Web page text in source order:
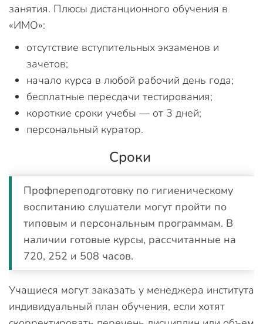
занятия. Плюсы дистанционного обучения в
«ИМО»:
отсутствие вступительных экзаменов и
зачетов;
начало курса в любой рабочий день года;
бесплатные пересдачи тестирования;
короткие сроки учебы — от 3 дней;
персональный куратор.
Сроки
Профпереподготовку по гигиеническому
воспитанию слушатели могут пройти по
типовым и персональным программам. В
наличии готовые курсы, рассчитанные на
720, 252 и 508 часов.
Учащиеся могут заказать у менеджера института
индивидуальный план обучения, если хотят